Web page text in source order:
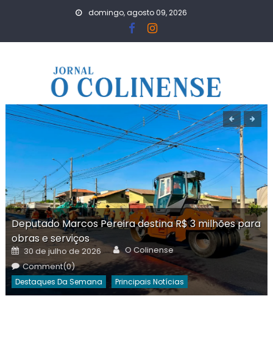
domingo, agosto 09, 2026
Deputado Marcos Pereira destina R$ 3 milhões para
obras e serviços
Posted
on
30 de julho de 2026 Author
O Colinense
Comment(0)
Destaques Da Semana Principais Notícias